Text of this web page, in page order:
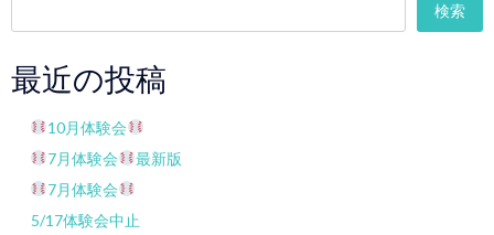
検索
最近の投稿
10月体験会
7月体験会
最新版
7月体験会
5/17体験会中止